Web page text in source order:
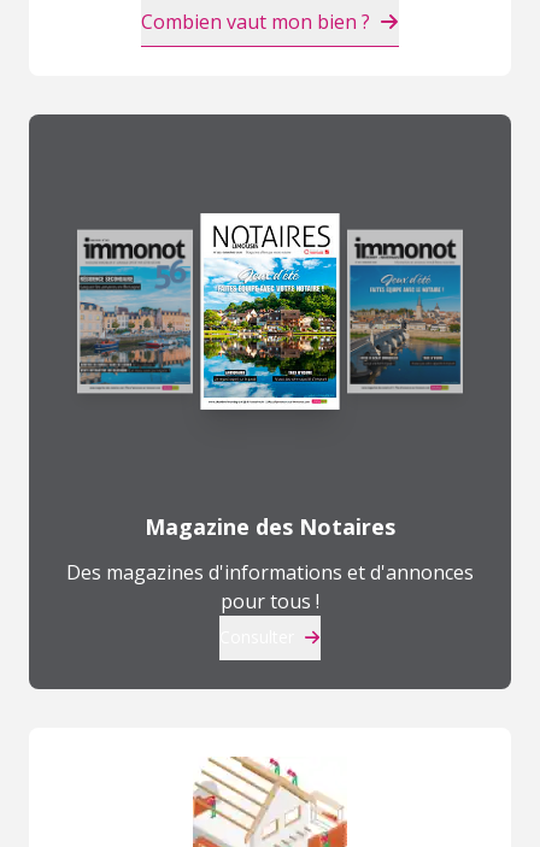
Combien vaut mon bien ?
Magazine des Notaires
Des magazines d'informations et d'annonces
pour tous !